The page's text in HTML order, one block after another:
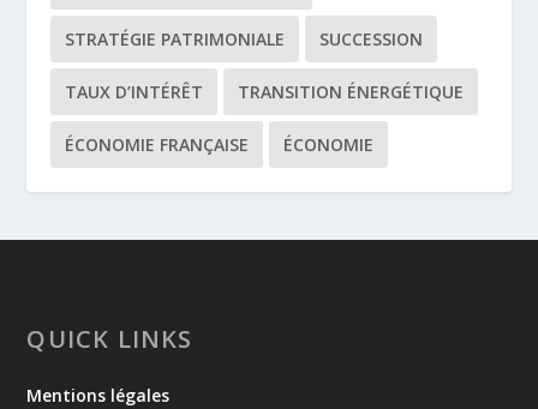
STRATÉGIE PATRIMONIALE SUCCESSION
TAUX D’INTÉRÊT TRANSITION ÉNERGÉTIQUE
ÉCONOMIE FRANÇAISE ÉCONOMIE
QUICK LINKS
Mentions légales